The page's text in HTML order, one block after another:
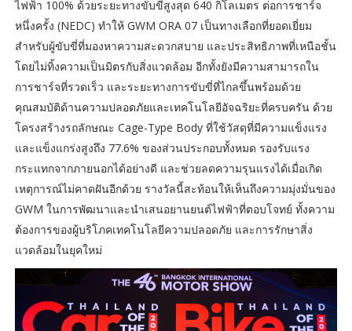
ไฟฟ้า 100% ด้วยระยะทางขับขี่สูงสุด 640 กิโลเมตร ต่อการชาร์จ
หนึ่งครั้ง (NEDC) ทำให้ GWM ORA 07 เป็นทางเลือกที่ยอดเยี่ยม
สำหรับผู้ขับขี่ที่มองหาความสะดวกสบาย และประสิทธิภาพที่เหนือชั้น
โดยไม่ทิ้งความเป็นมิตรกับสิ่งแวดล้อม อีกทั้งยังมีความสามารถใน
การชาร์จที่รวดเร็ว และระยะทางการขับขี่ที่ไกลขึ้นพร้อมด้วย
คุณสมบัติด้านความปลอดภัยและเทคโนโลยีอัจฉริยะที่ครบครัน ด้วย
โครงสร้างรถลักษณะ Cage-Type Body ที่ใช้วัสดุที่มีความแข็งแรง
และแข็งแกร่งสูงถึง 77.6% ของส่วนประกอบทั้งหมด รองรับแรง
กระแทกจากภายนอกได้อย่างดี และช่วยลดความรุนแรงได้เมื่อเกิด
เหตุการณ์ไม่คาดฝันอีกด้วย รางวัลนี้สะท้อนให้เห็นถึงความมุ่งมั่นของ
GWM ในการพัฒนาและนำเสนอยานยนต์ไฟฟ้าที่ตอบโจทย์ ทั้งความ
ต้องการของผู้บริโภคเทคโนโลยีความปลอดภัย และการรักษาสิ่ง
แวดล้อมในยุคใหม่